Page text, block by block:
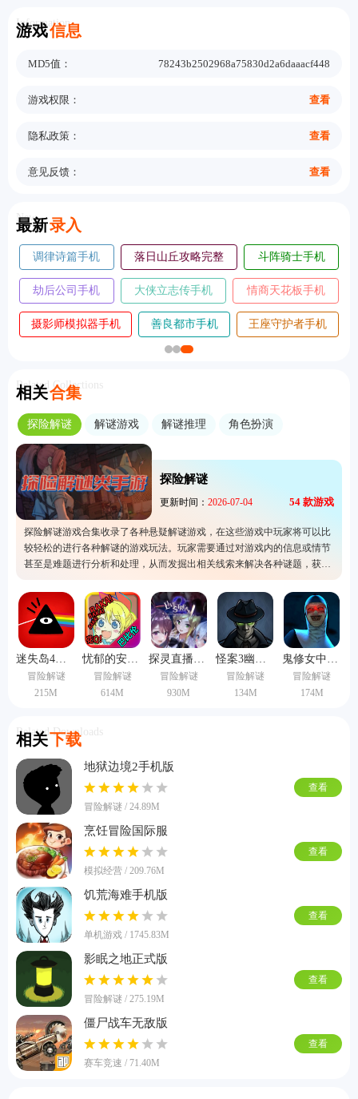
游戏信息
Information
MD5值： 78243b2502968a75830d2a6daaacf448
游戏权限： 查看
隐私政策： 查看
意见反馈： 查看
最新录入
New
调律诗篇手机
版
落日山丘攻略完整
版
斗阵骑士手机
版
劫后公司手机
版
大侠立志传手机
版
情商天花板手机
版
摄影师模拟器手机
善良都市手机
版
王座守护者手机
相关合集
Related Collections
探险解谜 解谜游戏 解谜推理 角色扮演
探险解谜
更新时间： 2026-07-04 54 款游戏
探险解谜游戏合集收录了各种悬疑解谜游戏，在这些游戏中玩家将可以比
较轻松的进行各种解谜的游戏玩法。玩家需要通过对游戏内的信息或情节
甚至是难题进行分析和处理，从而发掘出相关线索来解决各种谜题，获取
探险奖励。游戏中每个场景都充满了神秘和未知，为玩家提供了不同的探
险体验。
冒险解谜
215M
冒险解谜
614M
冒险解谜
930M
冒险解谜
134M
冒险解谜
174M
相关下载
Related Downloads
地狱边境2手机版
冒险解谜 / 24.89M
查看
烹饪冒险国际服
模拟经营 / 209.76M
查看
饥荒海难手机版
单机游戏 / 1745.83M
查看
影眠之地正式版
冒险解谜 / 275.19M
查看
僵尸战车无敌版
赛车竞速 / 71.40M
查看